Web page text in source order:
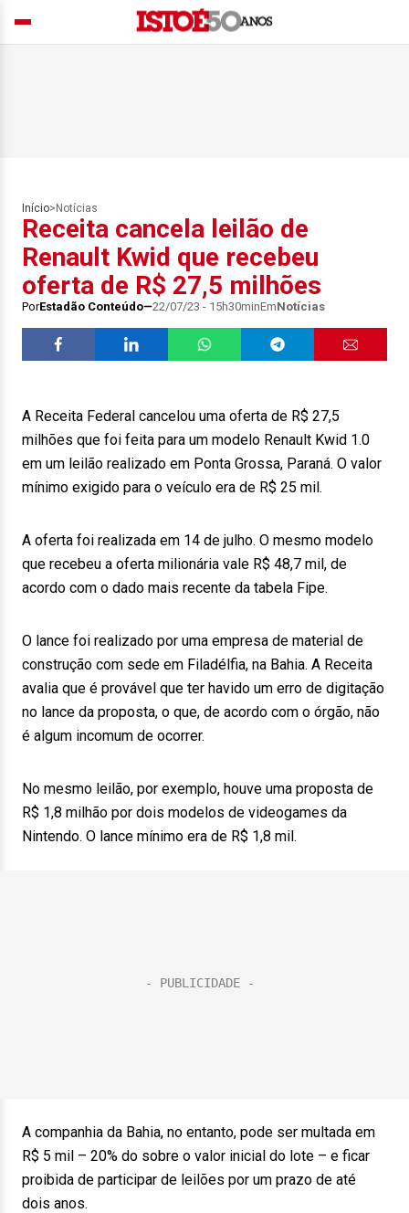
Início> Notícias
Receita cancela leilão de
Renault Kwid que recebeu
oferta de R$ 27,5 milhões
PorEstadão Conteúdo 22/07/23 - 15h30minEmNotícias
A Receita Federal cancelou uma oferta de R$ 27,5
milhões que foi feita para um modelo Renault Kwid 1.0
em um leilão realizado em Ponta Grossa, Paraná. O valor
mínimo exigido para o veículo era de R$ 25 mil.
A oferta foi realizada em 14 de julho. O mesmo modelo
que recebeu a oferta milionária vale R$ 48,7 mil, de
acordo com o dado mais recente da tabela Fipe.
O lance foi realizado por uma empresa de material de
construção com sede em Filadélfia, na Bahia. A Receita
avalia que é provável que ter havido um erro de digitação
no lance da proposta, o que, de acordo com o órgão, não
é algum incomum de ocorrer.
No mesmo leilão, por exemplo, houve uma proposta de
R$ 1,8 milhão por dois modelos de videogames da
Nintendo. O lance mínimo era de R$ 1,8 mil.
A companhia da Bahia, no entanto, pode ser multada em
R$ 5 mil – 20% do sobre o valor inicial do lote – e ficar
proibida de participar de leilões por um prazo de até
dois anos.